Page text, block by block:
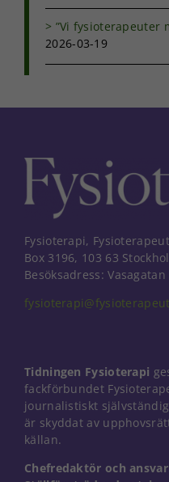
”Vi fysioterapeuter
2026-03-19
Fysioterapi,
Box 3196, 103 63
Besöksadress:
Tidningen Fysioterapi
fackförbundet
journalistiskt
är skyddat av
källan.
Chefredaktör och